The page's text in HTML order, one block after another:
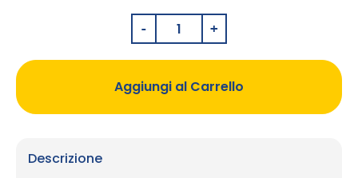
Aggiungi al Carrello
Descrizione